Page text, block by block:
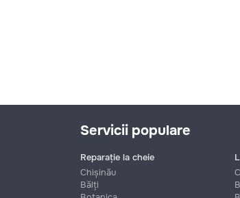
Servicii populare
Reparație la cheie
Chișinău
Bălți